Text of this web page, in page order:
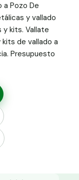
a Pozo De
y vallado
y kits. Vallate
de vallado a
Presupuesto